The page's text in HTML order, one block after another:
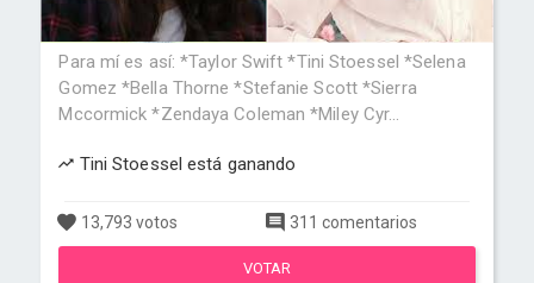
Para mí es así: *Taylor Swift *Tini Stoessel *Selena
Gomez *Bella Thorne *Stefanie Scott *Sierra
Mccormick *Zendaya Coleman *Miley Cyr...
Tini Stoessel está ganando
13,793 votos 311 comentarios
VOTAR